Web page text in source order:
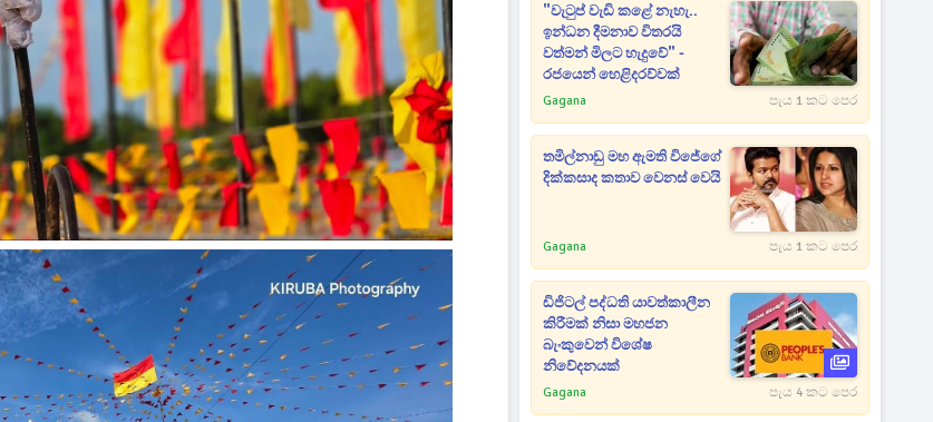
"වැටුප් වැඩි කළේ නැහැ..
ඉන්ධන දීමනාව විතරයි
වත්මන් මිලට හැදුවේ" -
රජයෙන් හෙළිදරව්වක්
Gagana පැය 1 කට පෙර
තමිල්නාඩු මහ ඇමති විජේගේ
දික්කසාද කතාව වෙනස් වෙයි
Gagana පැය 1 කට පෙර
ඩිජිටල් පද්ධති යාවත්කාලීන
කිරීමක් නිසා මහජන
බැංකුවෙන් විශේෂ
නිවේදනයක්
Gagana පැය 4 කට පෙර